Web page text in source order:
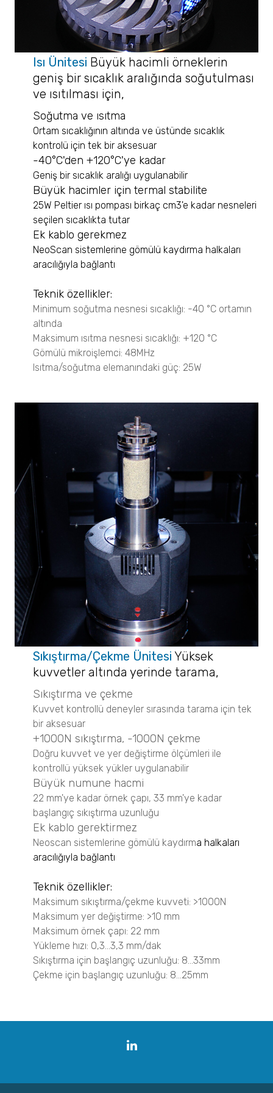
Nanotrac Wave II
STABINO ZETA
Stabilite ve Raf Ömrü Analizleri
TURBISCAN LAB
TURBISCAN TRILAB
TURBISCAN TOWER
TURBISCAN DNS
TURBISCAN AGS
Yüzey Alanı ve Gözenek Boyut Dağılımı
BELSORP MINI X
BELSORP MAX X
BELSORP MAX G
BELSORP MR1
BELPORE
BELPREP VAC
Yoğunluk Ölçümü
BELPYCNO
BELPYCNO L
Katalizör Analizleri
BELCAT II
BELMASS II
Kristalleşme Analizleri
CrystalBreeder
Crystal16
Hammadde Tanımlama ve Doğrulama
NF2000
Sprey Analizleri
VisiSize P15+
VisiSize N60maX
Disperse Partikül Yüzey Alanı Analizi
Magnometer XRS
Micro CT 3D Görüntüleme
N60 micro-CT
N70 micro-CT
N80 micro-CT
N90 nano-CT
SEM ile Görüntüleme
NANOS
Maden / Mineral
Partikül Boyut Analizi
SYNC
S3500
BLUEWAVE
Aerotrac II
Nanotrac Wave II
NANOTRAC FLEX
Partikül Boyut ve Şekil Analizi
CAMSIZER X2
CAMSIZER 3D
CAMSIZER S1
SYNC
Zeta Potansiyel Analizi
Nanotrac Wave II
STABINO ZETA
Yüzey Alanı ve Gözenek Boyut Dağılımı
BELSORP MINI X
BELPYCNO
Isı Ünitesi Büyük hacimli örneklerin
geniş bir sıcaklık aralığında soğutulması
ve ısıtılması için,
Soğutma ve ısıtma
Ortam sıcaklığının altında ve üstünde sıcaklık
kontrolü için tek bir aksesuar
-40°C'den +120°C'ye kadar
Geniş bir sıcaklık aralığı uygulanabilir
Büyük hacimler için termal stabilite
25W Peltier ısı pompası birkaç cm3'e kadar nesneleri
seçilen sıcaklıkta tutar
Ek kablo gerekmez
NeoScan sistemlerine gömülü kaydırma halkaları
aracılığıyla bağlantı
Teknik özellikler:
Minimum soğutma nesnesi sıcaklığı: -40 °C ortamın
altında
Maksimum ısıtma nesnesi sıcaklığı: +120 °C
Gömülü mikroişlemci: 48MHz
Isıtma/soğutma elemanındaki güç: 25W
Sıkıştırma/Çekme Ünitesi Yüksek
kuvvetler altında yerinde tarama,
Sıkıştırma ve çekme
Kuvvet kontrollü deneyler sırasında tarama için tek
bir aksesuar
+1000N sıkıştırma, -1000N çekme
Doğru kuvvet ve yer değiştirme ölçümleri ile
kontrollü yüksek yükler uygulanabilir
Büyük numune hacmi
22 mm'ye kadar örnek çapı, 33 mm'ye kadar
başlangıç ​​sıkıştırma uzunluğu
Ek kablo gerektirmez
Neoscan sistemlerine gömülü kaydırma halkaları
aracılığıyla bağlantı
Teknik özellikler:
Maksimum sıkıştırma/çekme kuvveti: >1000N
Maksimum yer değiştirme: >10 mm
Maksimum örnek çapı: 22 mm
Yükleme hızı: 0,3...3,3 mm/dak
Sıkıştırma için başlangıç uzunluğu: 8...33mm
Çekme için başlangıç uzunluğu: 8...25mm